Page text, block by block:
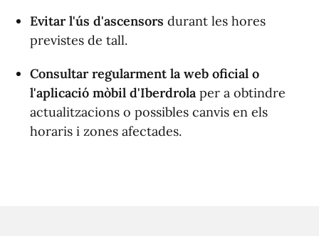
Evitar l'ús d'ascensors durant les hores
previstes de tall.
Consultar regularment la web oficial o
l'aplicació mòbil d'Iberdrola per a obtindre
actualitzacions o possibles canvis en els
horaris i zones afectades.